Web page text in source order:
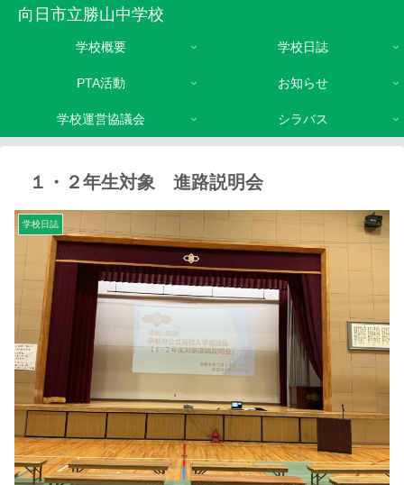
向日市立勝山中学校
学校概要 学校日誌
PTA活動 お知らせ
学校運営協議会 シラバス
１・２年生対象 進路説明会
学校日誌